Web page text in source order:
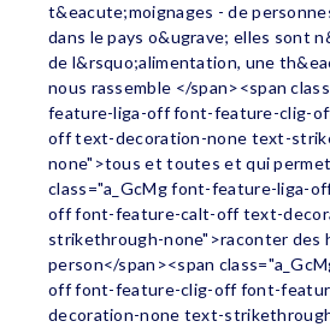
t&eacute;moignages - de
dans le pays o&ugrave; elles sont
de l&rsquo;alimentation, une
nous rassemble </span><span
feature-liga-off font-feature-clig-
off text-decoration-none text-
none">tous et toutes et qui
class="a_GcMg font-feature-liga-
off font-feature-calt-off text-
strikethrough-none">raconter des
person</span><span
off font-feature-clig-off font-
decoration-none text-